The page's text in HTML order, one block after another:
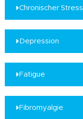
Chronischer Stress
Depression
Fatigue
Fibromyalgie